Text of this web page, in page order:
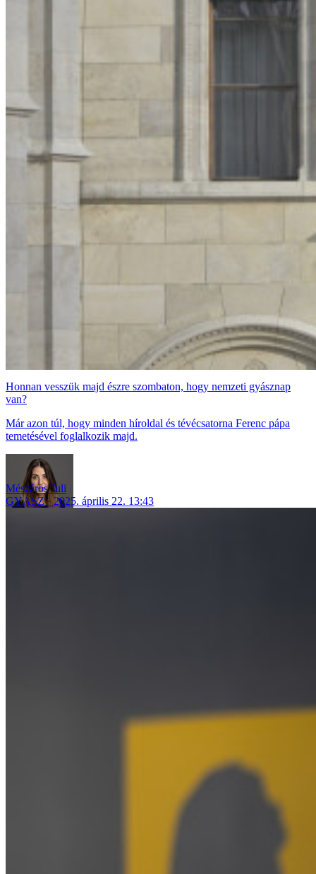
Honnan vesszük majd észre szombaton, hogy nemzeti gyásznap
van?
Már azon túl, hogy minden híroldal és tévécsatorna Ferenc pápa
temetésével foglalkozik majd.
Mészáros Juli
GYÁSZ
2025. április 22. 13:43